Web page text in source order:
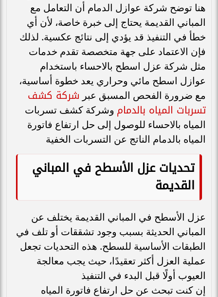
هنا توضح شركة عوازل الدمام أن التعامل مع
المباني القديمة يحتاج إلى خبرة خاصة، لأن أي
خطأ في التنفيذ قد يؤدي إلى نتائج عكسية. لذلك
فإن الاعتماد على جهة متخصصة تقدم خدمات
مثل شركة عزل اسطح بالاحساء باستخدام
عوازل اسطح مائي وحراري يعد خطوة أساسية،
مع ضرورة الفحص المسبق عبر شركة كشف
تسربات المياه بالدمام وشركة كشف تسربات
المياه بالاحساء للوصول إلى حل ارتفاع فاتورة
المياه بالدمام الناتج عن التسربات الخفية
تحديات عزل الأسطح في المباني
القديمة
عزل الأسطح في المباني القديمة يختلف عن
المباني الحديثة بسبب وجود تشققات أو تلف في
الطبقات الأساسية للسطح. هذه التحديات تجعل
عملية العزل أكثر تعقيدًا، حيث يجب معالجة
العيوب أولًا قبل البدء في التنفيذ
إن كنت تبحث عن حل ارتفاع فاتورة المياه